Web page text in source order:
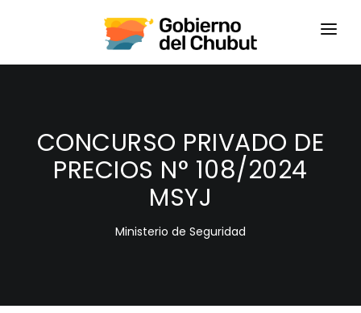
HOME
CONCURSO PRIVADO DE
PRECIOS N° 108/2024
MSYJ
Ministerio de Seguridad